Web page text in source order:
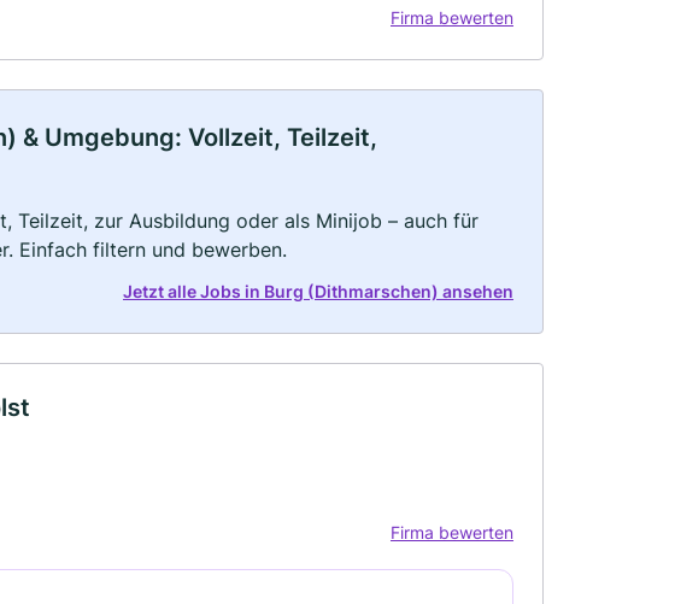
Firma bewerten
& Umgebung: Vollzeit, Teilzeit,
Teilzeit, zur Ausbildung oder als Minijob – auch für
Einfach filtern und bewerben.
Jetzt alle Jobs in Burg (Dithmarschen) ansehen
Firma bewerten